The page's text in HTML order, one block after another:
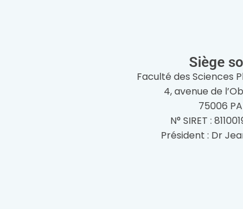
Siège
Faculté des Sciences
4, avenue de
75006
N° SIRET :
Président : Dr